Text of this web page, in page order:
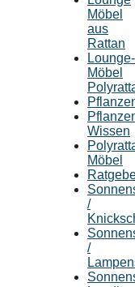
Möbel
aus
Rattan
Lounge-
Möbel
Wissen
Möbel
/
/